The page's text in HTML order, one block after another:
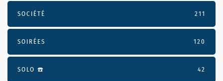
SOCIÉTÉ 211
SOIRÉES 120
SOLO ☎️ 42